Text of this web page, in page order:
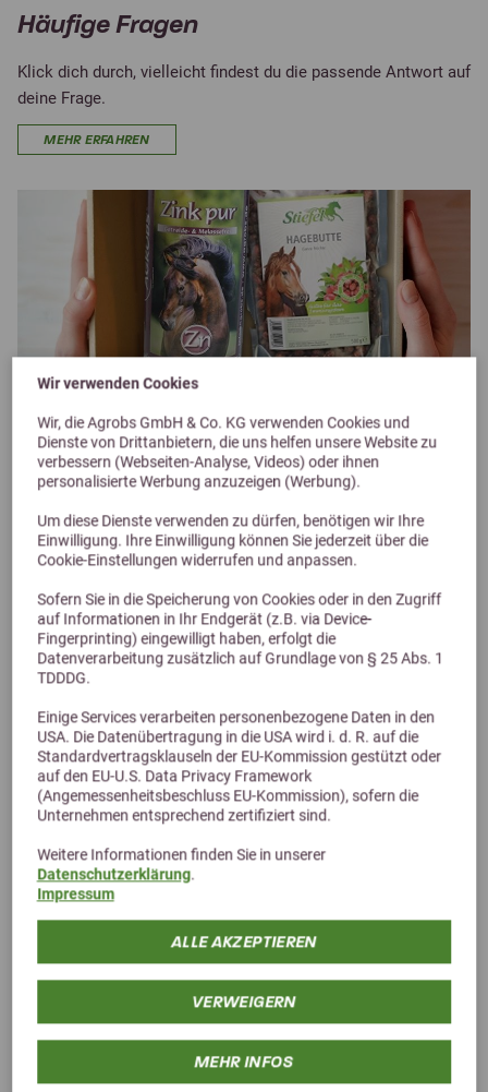
Wir verwenden Cookies
Wir, die Agrobs GmbH & Co. KG verwenden Cookies und
Dienste von Drittanbietern, die uns helfen unsere Website zu
verbessern (Webseiten-Analyse, Videos) oder ihnen
personalisierte Werbung anzuzeigen (Werbung).
Um diese Dienste verwenden zu dürfen, benötigen wir Ihre
Einwilligung. Ihre Einwilligung können Sie jederzeit über die
Cookie-Einstellungen widerrufen und anpassen.
Sofern Sie in die Speicherung von Cookies oder in den Zugriff
auf Informationen in Ihr Endgerät (z.B. via Device-
Fingerprinting) eingewilligt haben, erfolgt die
Datenverarbeitung zusätzlich auf Grundlage von § 25 Abs. 1
TDDDG.
Einige Services verarbeiten personenbezogene Daten in den
USA. Die Datenübertragung in die USA wird i. d. R. auf die
Standardvertragsklauseln der EU-Kommission gestützt oder
auf den EU-U.S. Data Privacy Framework
(Angemessenheitsbeschluss EU-Kommission), sofern die
Unternehmen entsprechend zertifiziert sind.
Weitere Informationen finden Sie in unserer
Datenschutzerklärung.
Impressum
ALLE AKZEPTIEREN
VERWEIGERN
MEHR INFOS
Häufige Fragen
Klick dich durch, vielleicht findest du die passende Antwort auf
deine Frage.
MEHR ERFAHREN
Zahlung & Versand
Hier erfährst du alles Wichtige rund um Zahlung & Versand.
MEHR ERFAHREN
Downloads
Du möchtest Formulare oder Übersichten von Pferdefutter.de
downloaden?
MEHR ERFAHREN